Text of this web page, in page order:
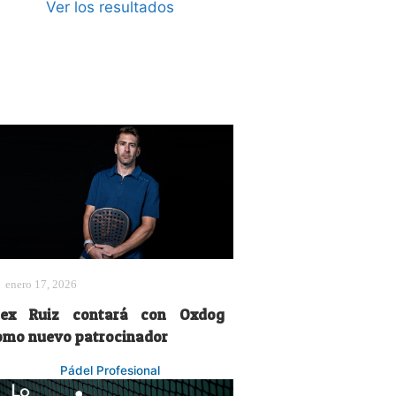
Ver los resultados
enero 17, 2026
Ruiz contará con Oxdog
nuevo patrocinador
Pádel Profesional